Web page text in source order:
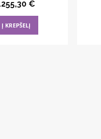
€
Į KREPŠELĮ